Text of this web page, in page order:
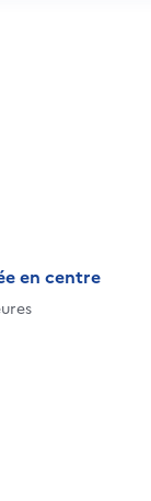
en centre